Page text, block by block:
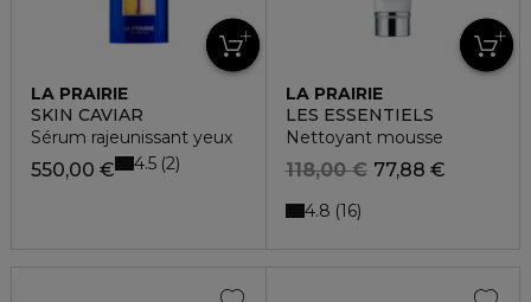
LA PRAIRIE
SKIN CAVIAR
Sérum rajeunissant yeux
550,00 € 4.5 2
LA PRAIRIE
LES ESSENTIELS
Nettoyant mousse
77,88 €
118,00 €
4.8 16